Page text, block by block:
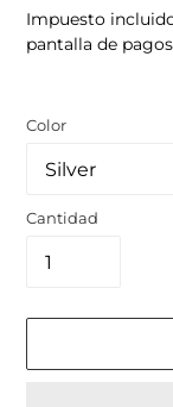
habitual
Impuesto
pantalla de
Color
Cantidad